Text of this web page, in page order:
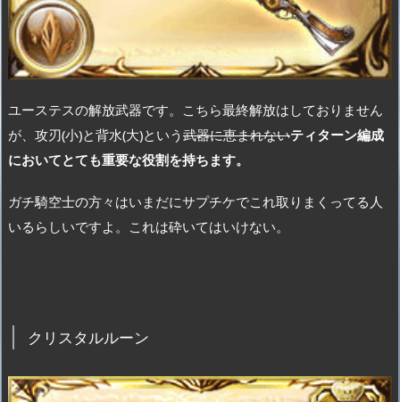
ユーステスの解放武器です。こちら最終解放はしておりません
が、攻刃(小)と背水(大)という 武器に恵まれないティターン編成
においてとても重要な役割を持ちます。
ガチ騎空士の方々はいまだにサプチケでこれ取りまくってる人
いるらしいですよ。これは砕いてはいけない。
クリスタルルーン